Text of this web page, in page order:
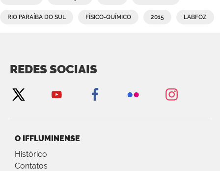
RIO PARAÍBA DO SUL FÍSICO-QUÍMICO 2015 LABFOZ
REDES SOCIAIS
O IFFLUMINENSE
Histórico
Contatos